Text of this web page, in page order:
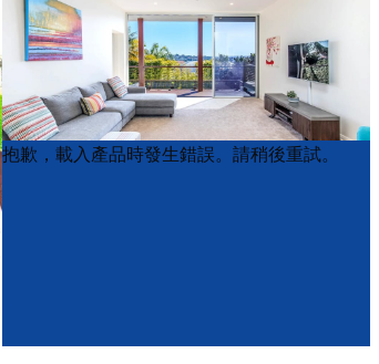
Product
Product
抱歉，載入產品時發生錯誤。請稍後重試。